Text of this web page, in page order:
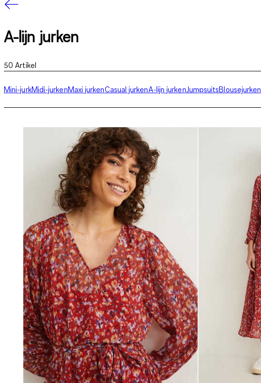
A-lijn jurken
50 Artikel
Mini-jurkMidi-jurkenMaxi jurkenCasual jurkenA-lijn jurken JumpsuitsBlousejurken